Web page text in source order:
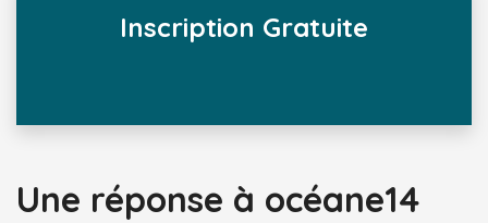
Inscription Gratuite
Une réponse à océane14